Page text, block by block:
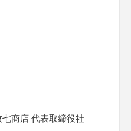
商店 代表取締役社